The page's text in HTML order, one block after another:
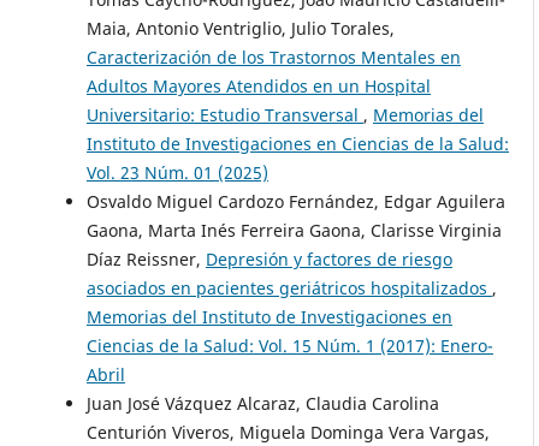
Maia, Antonio Ventriglio, Julio Torales,
Caracterización de los Trastornos Mentales en
Adultos Mayores Atendidos en un Hospital
Universitario: Estudio Transversal , Memorias del
Instituto de Investigaciones en Ciencias de la Salud:
Vol. 23 Núm. 01 (2025)
Osvaldo Miguel Cardozo Fernández, Edgar Aguilera
Gaona, Marta Inés Ferreira Gaona, Clarisse Virginia
Díaz Reissner, Depresión y factores de riesgo
asociados en pacientes geriátricos hospitalizados ,
Memorias del Instituto de Investigaciones en
Ciencias de la Salud: Vol. 15 Núm. 1 (2017): Enero-
Abril
Juan José Vázquez Alcaraz, Claudia Carolina
Centurión Viveros, Miguela Dominga Vera Vargas,